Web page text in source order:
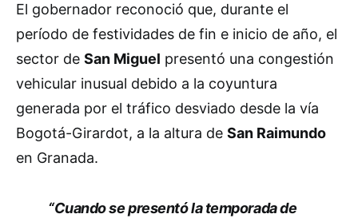
El gobernador reconoció que, durante el
período de festividades de fin e inicio de año, el
sector de San Miguel presentó una congestión
vehicular inusual debido a la coyuntura
generada por el tráfico desviado desde la vía
Bogotá-Girardot, a la altura de San Raimundo
en Granada.
“Cuando se presentó la temporada de